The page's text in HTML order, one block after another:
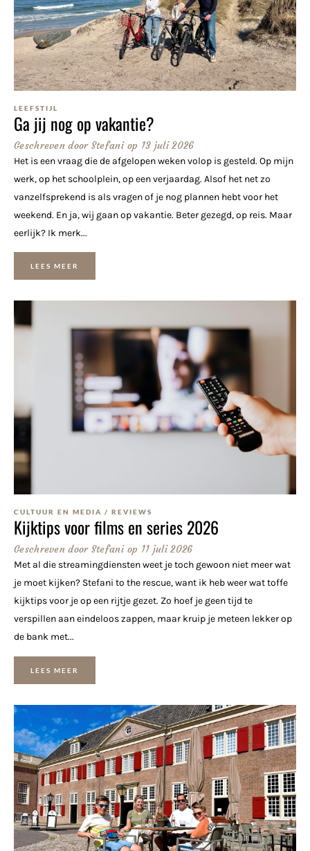
LEEFSTIJL
Ga jij nog op vakantie?
Geschreven doorStefani op 13 juli 2026
Het is een vraag die de afgelopen weken volop is gesteld. Op mijn
werk, op het schoolplein, op een verjaardag. Alsof het net zo
vanzelfsprekend is als vragen of je nog plannen hebt voor het
weekend. En ja, wij gaan op vakantie. Beter gezegd, op reis. Maar
eerlijk? Ik merk...
LEES MEER
CULTUUR EN MEDIA / REVIEWS
Kijktips voor films en series 2026
Geschreven doorStefani op 11 juli 2026
Met al die streamingdiensten weet je toch gewoon niet meer wat
je moet kijken? Stefani to the rescue, want ik heb weer wat toffe
kijktips voor je op een rijtje gezet. Zo hoef je geen tijd te
verspillen aan eindeloos zappen, maar kruip je meteen lekker op
de bank met...
LEES MEER